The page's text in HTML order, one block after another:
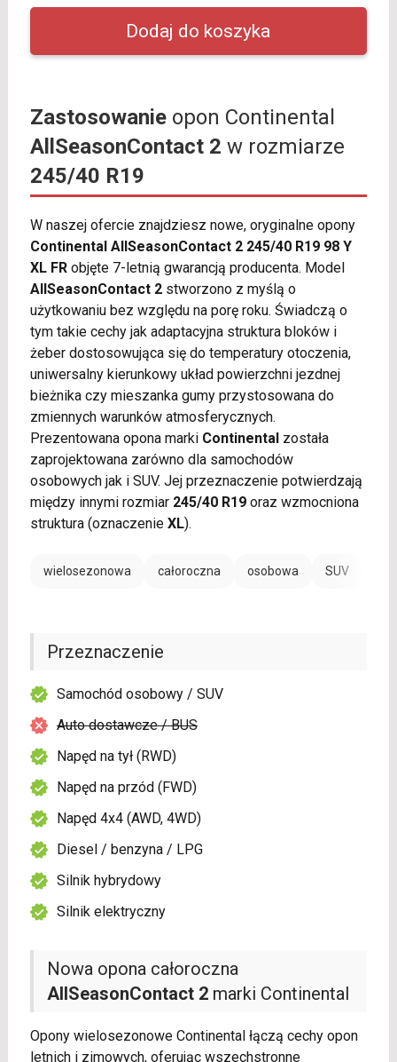
Zastosowanieopon Continental
AllSeasonContact 2 w rozmiarze
245/40 R19
W naszej ofercie znajdziesz nowe, oryginalne opony
Continental AllSeasonContact 2 245/40 R19 98 Y
XL FRobjęte 7-letnią gwarancją producenta. Model
AllSeasonContact 2stworzono z myślą o
użytkowaniu bez względu na porę roku. Świadczą o
tym takie cechy jak adaptacyjna struktura bloków i
żeber dostosowująca się do temperatury otoczenia,
uniwersalny kierunkowy układ powierzchni jezdnej
bieżnika czy mieszanka gumy przystosowana do
zmiennych warunków atmosferycznych.
Prezentowana opona marki Continentalzostała
zaprojektowana zarówno dla samochodów
osobowych jak i SUV. Jej przeznaczenie potwierdzają
między innymi rozmiar 245/40 R19oraz wzmocniona
struktura (oznaczenie XL).
wielosezonowa całoroczna osobowa SUV
Nowa opona całoroczna
AllSeasonContact 2marki Continental
Opony wielosezonowe Continental łączą cechy opon
letnich i zimowych, oferując wszechstronne
Przeznaczenie
Samochód osobowy / SUV
Auto dostawcze / BUS
Napęd na tył (RWD)
Napęd na przód (FWD)
Napęd 4x4 (AWD, 4WD)
Diesel / benzyna / LPG
Silnik hybrydowy
Silnik elektryczny